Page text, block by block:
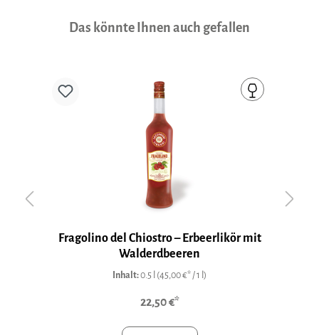
Produktgalerie überspringen
Das könnte Ihnen auch gefallen
Fragolino del Chiostro – Erbeerlikör mit
Walderdbeeren
Inhalt:0.5 l (45,00 €* / 1 l)
22,50 €*